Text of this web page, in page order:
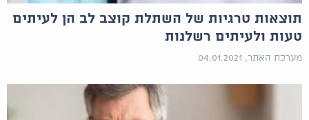
תוצאות טרגיות של השתלת קוצב לב הן לעיתים
טעות ולעיתים רשלנות
מערכת האתר, 04.01.2021